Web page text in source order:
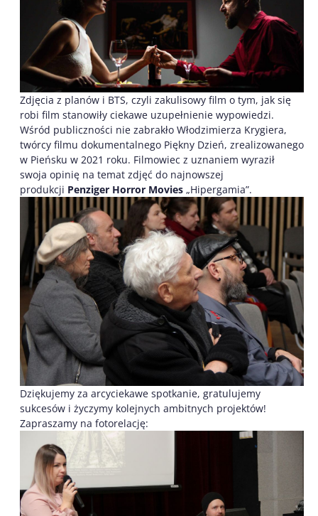
Zdjęcia z planów i BTS, czyli zakulisowy film o tym, jak się
robi film stanowiły ciekawe uzupełnienie wypowiedzi.
Wśród publiczności nie zabrakło Włodzimierza Krygiera,
twórcy filmu dokumentalnego Piękny Dzień, zrealizowanego
w Pieńsku w 2021 roku. Filmowiec z uznaniem wyraził
swoja opinię na temat zdjęć do najnowszej
produkcji Penziger Horror Movies „Hipergamia”.
Dziękujemy za arcyciekawe spotkanie, gratulujemy
sukcesów i życzymy kolejnych ambitnych projektów!
Zapraszamy na fotorelację: